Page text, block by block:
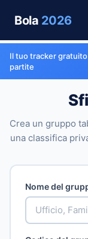
Bola 2026
Il tuo tracker
partite
Crea un gruppo
una classifica
Nome del